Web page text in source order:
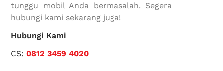
tunggu mobil Anda bermasalah. Segera
hubungi kami sekarang juga!
Hubungi Kami
CS:0812 3459 4020